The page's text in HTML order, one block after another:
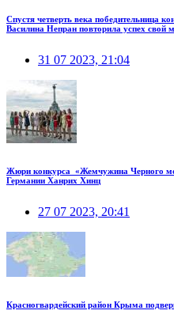
Спустя четверть века победительница
Василина Непран повторила успех свой
31 07 2023, 21:04
Жюри конкурса «Жемчужина Черного
Германии Ханрих Хинц
27 07 2023, 20:41
Красногвардейский район Крыма